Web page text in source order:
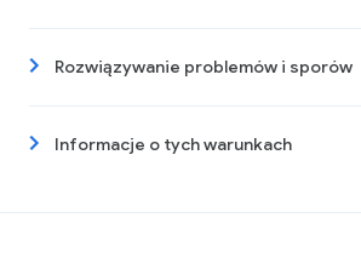
Rozwiązywanie problemów i sporów
Informacje o tych warunkach